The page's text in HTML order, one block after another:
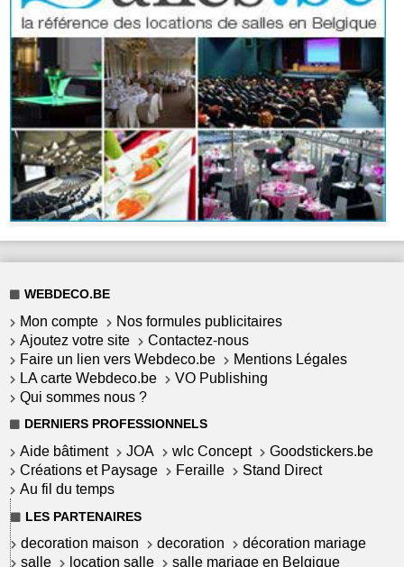
WEBDECO.BE
Mon compte
Nos formules publicitaires
Ajoutez votre site
Contactez-nous
Faire un lien vers Webdeco.be
Mentions Légales
LA carte Webdeco.be
VO Publishing
Qui sommes nous ?
DERNIERS PROFESSIONNELS
Aide bâtiment JOA wlc Concept
Goodstickers.be
Créations et Paysage
Feraille
Stand Direct
Au fil du temps
LES PARTENAIRES
decoration maison decoration
décoration mariage
salle
location salle salle mariage en Belgique